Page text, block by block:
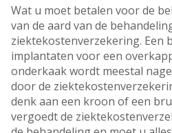
Wat u moet betalen voor de
van de aard van de
ziektekostenverzekering. Een
implantaten voor een
onderkaak wordt meestal
door de
denk aan een kroon of een
vergoedt de